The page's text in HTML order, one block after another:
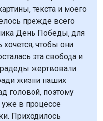
текста и моего
прежде всего
День Победы, для
чтобы они
эта свобода и
жертвовали
жизни наших
головой, поэтому
в процессе
Приходилось